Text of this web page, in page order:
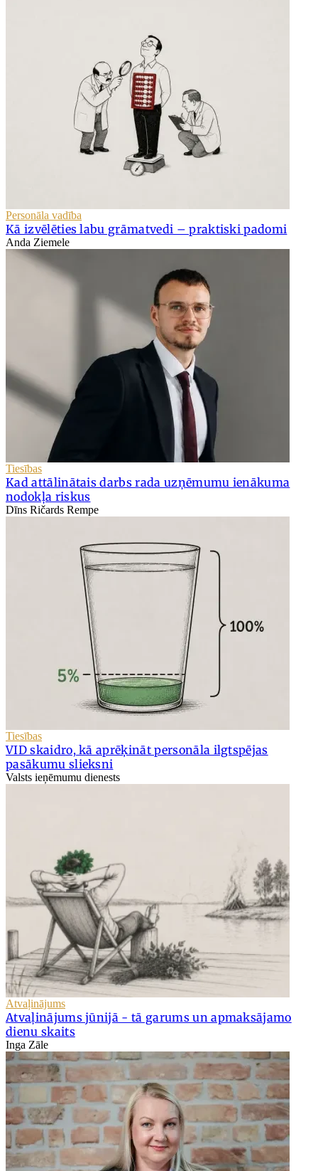
Personāla vadība
Kā izvēlēties labu grāmatvedi – praktiski padomi
Anda Ziemele
Tiesības
Kad attālinātais darbs rada uzņēmumu ienākuma
nodokļa riskus
Dīns Ričards Rempe
Tiesības
VID skaidro, kā aprēķināt personāla ilgtspējas
pasākumu slieksni
Valsts ieņēmumu dienests
Atvaļinājums
Atvaļinājums jūnijā - tā garums un apmaksājamo
dienu skaits
Inga Zāle